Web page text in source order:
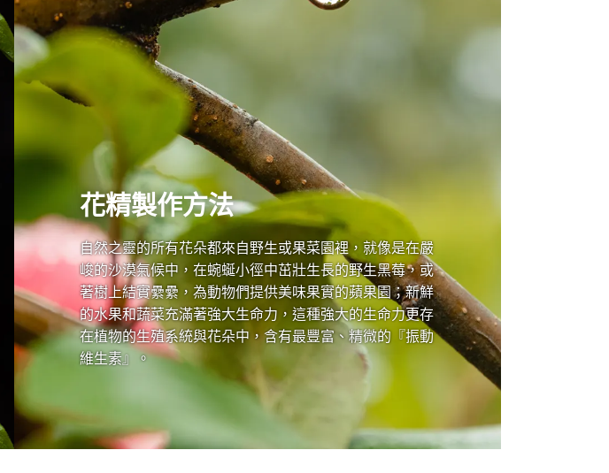
花精製作方法
自然之靈的所有花朵都來自野生或果菜園裡，就像是在嚴
峻的沙漠氣候中，在蜿蜒小徑中茁壯生長的野生黑莓，或
著樹上結實纍纍，為動物們提供美味果實的蘋果園；新鮮
的水果和蔬菜充滿著強大生命力，這種強大的生命力更存
在植物的生殖系統與花朵中，含有最豐富、精微的『振動
維生素』。